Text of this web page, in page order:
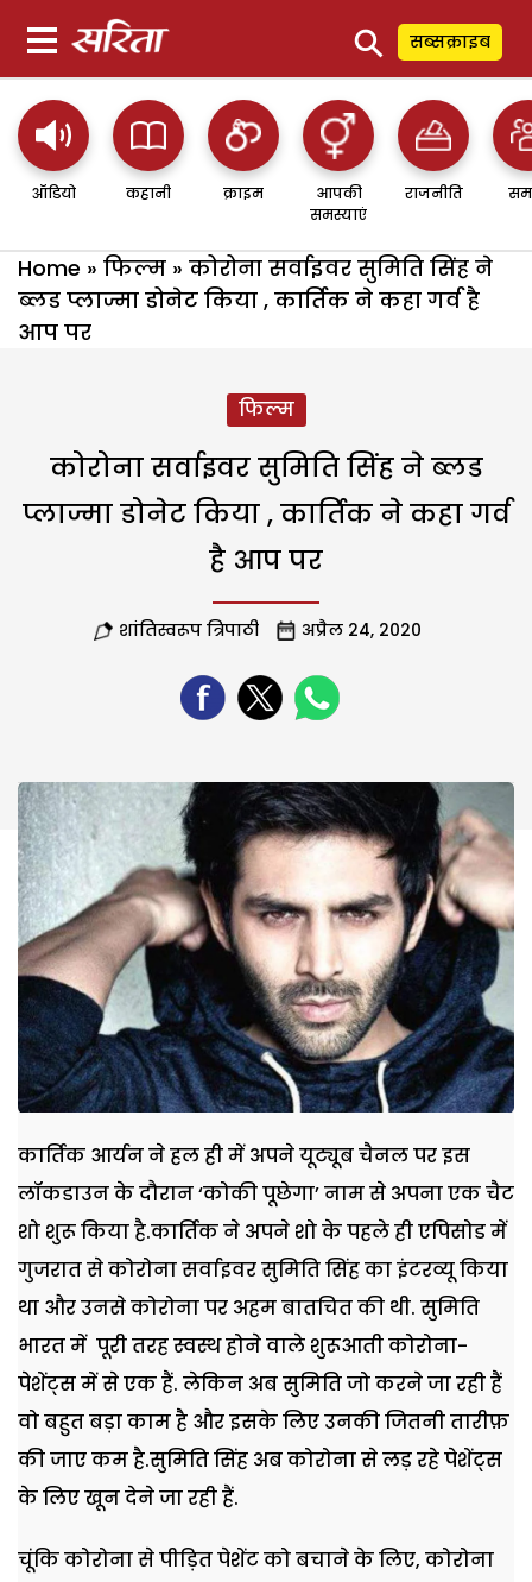
⚲ सब्सक्राइब
ऑडियो कहानी क्राइम
आपकी
समस्याएं
राजनीति
Home » फिल्म » कोरोना सर्वाइवर सुमिति सिंह ने
ब्लड प्लाज्मा डोनेट किया , कार्तिक ने कहा गर्व है
आप पर
फिल्म
कोरोना सर्वाइवर सुमिति सिंह ने ब्लड
प्लाज्मा डोनेट किया , कार्तिक ने कहा गर्व
है आप पर
शांतिस्वरूप त्रिपाठी अप्रैल 24, 2020
कार्तिक आर्यन ने हल ही में अपने यूट्यूब चैनल पर इस
लॉकडाउन के दौरान ‘कोकी पूछेगा’ नाम से अपना एक चैट
शो शुरू किया है.कार्तिक ने अपने शो के पहले ही एपिसोड में
गुजरात से कोरोना सर्वाइवर सुमिति सिंह का इंटरव्यू किया
था और उनसे कोरोना पर अहम बातचित की थी. सुमिति
भारत में पूरी तरह स्वस्थ होने वाले शुरूआती कोरोना-
पेशेंट्स में से एक हैं. लेकिन अब सुमिति जो करने जा रही हैं
वो बहुत बड़ा काम है और इसके लिए उनकी जितनी तारीफ़
की जाए कम है.सुमिति सिंह अब कोरोना से लड़ रहे पेशेंट्स
के लिए खून देने जा रही हैं.
चूंकि कोरोना से पीड़ित पेशेंट को बचाने के लिए, कोरोना